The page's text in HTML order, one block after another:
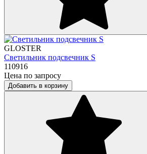
GLOSTER
Светильник подсвечник S
110916
Цена по запросу
Добавить в корзину